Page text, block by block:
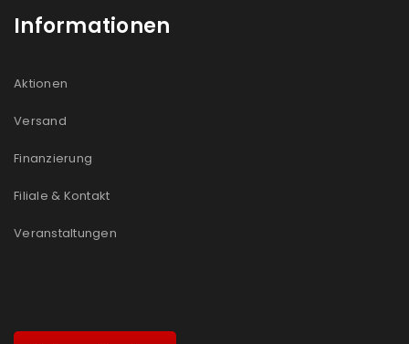
Please select all the ways you would like to hear from
Ich stimme zu
akzeptiere die
Informationen
Aktionen
Versand
Finanzierung
Filiale & Kontakt
Veranstaltungen